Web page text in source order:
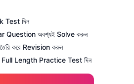
Test দিন
Question অবশ্যই Solve করুন
করে Revision করুন
Length Practice Test দিন